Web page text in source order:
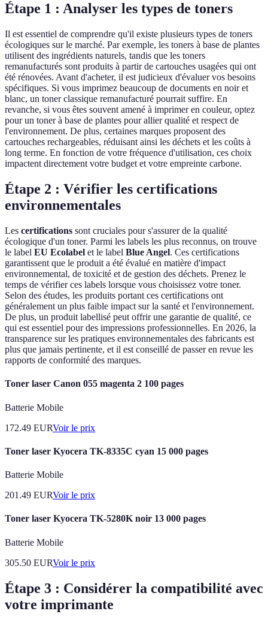
Étape 1 : Analyser les types de toners
Il est essentiel de comprendre qu'il existe plusieurs types de toners
écologiques sur le marché. Par exemple, les toners à base de plantes
utilisent des ingrédients naturels, tandis que les toners
remanufacturés sont produits à partir de cartouches usagées qui ont
été rénovées. Avant d'acheter, il est judicieux d'évaluer vos besoins
spécifiques. Si vous imprimez beaucoup de documents en noir et
blanc, un toner classique remanufacturé pourrait suffire. En
revanche, si vous êtes souvent amené à imprimer en couleur, optez
pour un toner à base de plantes pour allier qualité et respect de
l'environnement. De plus, certaines marques proposent des
cartouches rechargeables, réduisant ainsi les déchets et les coûts à
long terme. En fonction de votre fréquence d'utilisation, ces choix
impactent directement votre budget et votre empreinte carbone.
Étape 2 : Vérifier les certifications
environnementales
Les certifications sont cruciales pour s'assurer de la qualité
écologique d'un toner. Parmi les labels les plus reconnus, on trouve
le label EU Ecolabel et le label Blue Angel. Ces certifications
garantissent que le produit a été évalué en matière d'impact
environnemental, de toxicité et de gestion des déchets. Prenez le
temps de vérifier ces labels lorsque vous choisissez votre toner.
Selon des études, les produits portant ces certifications ont
généralement un plus faible impact sur la santé et l'environnement.
De plus, un produit labellisé peut offrir une garantie de qualité, ce
qui est essentiel pour des impressions professionnelles. En 2026, la
transparence sur les pratiques environnementales des fabricants est
plus que jamais pertinente, et il est conseillé de passer en revue les
rapports de conformité des marques.
Toner laser Canon 055 magenta 2 100 pages
Batterie Mobile
172.49 EURVoir le prix
Toner laser Kyocera TK-8335C cyan 15 000 pages
Batterie Mobile
201.49 EURVoir le prix
Toner laser Kyocera TK-5280K noir 13 000 pages
Batterie Mobile
305.50 EURVoir le prix
Étape 3 : Considérer la compatibilité avec
votre imprimante